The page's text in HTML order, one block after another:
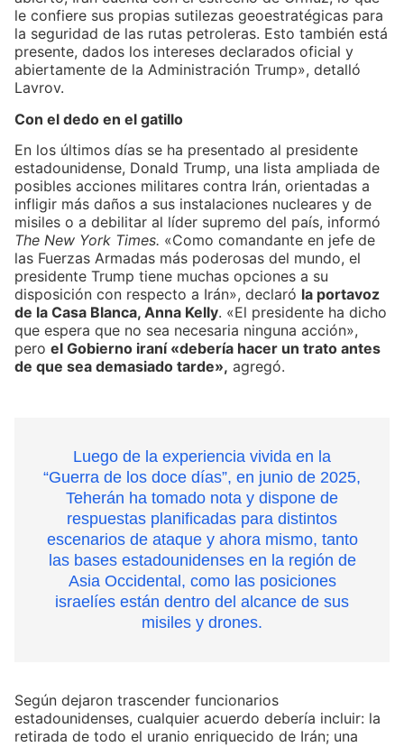
le confiere sus propias sutilezas geoestratégicas para
la seguridad de las rutas petroleras. Esto también está
presente, dados los intereses declarados oficial y
abiertamente de la Administración Trump», detalló
Lavrov.
Con el dedo en el gatillo
En los últimos días se ha presentado al presidente
estadounidense, Donald Trump, una lista ampliada de
posibles acciones militares contra Irán, orientadas a
infligir más daños a sus instalaciones nucleares y de
misiles o a debilitar al líder supremo del país, informó
The New York Times. «Como comandante en jefe de
las Fuerzas Armadas más poderosas del mundo, el
presidente Trump tiene muchas opciones a su
disposición con respecto a Irán», declaró la portavoz
de la Casa Blanca, Anna Kelly. «El presidente ha dicho
que espera que no sea necesaria ninguna acción»,
pero el Gobierno iraní «debería hacer un trato antes
de que sea demasiado tarde», agregó.
Luego de la experiencia vivida en la
“Guerra de los doce días”, en junio de 2025,
Teherán ha tomado nota y dispone de
respuestas planificadas para distintos
escenarios de ataque y ahora mismo, tanto
las bases estadounidenses en la región de
Asia Occidental, como las posiciones
israelíes están dentro del alcance de sus
misiles y drones.
Según dejaron trascender funcionarios
estadounidenses, cualquier acuerdo debería incluir: la
retirada de todo el uranio enriquecido de Irán; una